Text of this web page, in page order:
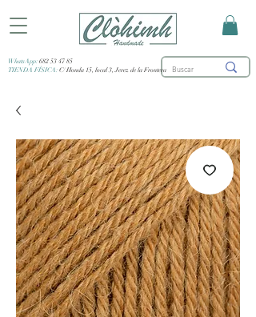
WhatsApp: 682 53 47 85
TIENDA FÍSICA: C/ Honda 15, local 3, Jerez de la Frontera